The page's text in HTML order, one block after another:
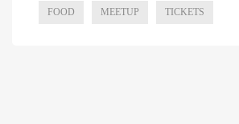
FOOD MEETUP TICKETS